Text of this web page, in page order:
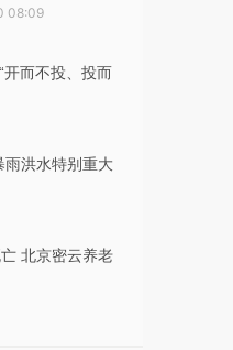
08:09
开而不投、投而
雨洪水特别重大
北京密云养老